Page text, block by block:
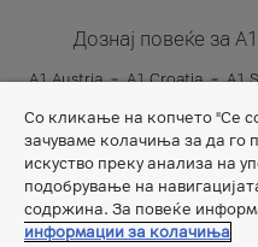
Дознај повеќе за
A1 Austria A1 Croatia A1
A1 Slovenia
Со кликање на копчето "Се
зачуваме колачиња за да
искуство преку анализа на
подобрување на
содржина. За повеќе
информации за колачиња